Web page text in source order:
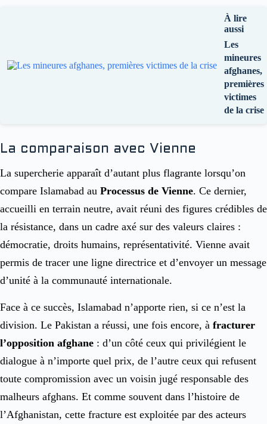
À lire
aussi
Les
mineures
afghanes,
premières
victimes
de la crise
La comparaison avec Vienne
La supercherie apparaît d’autant plus flagrante lorsqu’on
compare Islamabad au Processus de Vienne. Ce dernier,
accueilli en terrain neutre, avait réuni des figures crédibles de
la résistance, dans un cadre axé sur des valeurs claires :
démocratie, droits humains, représentativité. Vienne avait
permis de tracer une ligne directrice et d’envoyer un message
d’unité à la communauté internationale.
Face à ce succès, Islamabad n’apporte rien, si ce n’est la
division. Le Pakistan a réussi, une fois encore, à fracturer
l’opposition afghane : d’un côté ceux qui privilégient le
dialogue à n’importe quel prix, de l’autre ceux qui refusent
toute compromission avec un voisin jugé responsable des
malheurs afghans. Et comme souvent dans l’histoire de
l’Afghanistan, cette fracture est exploitée par des acteurs